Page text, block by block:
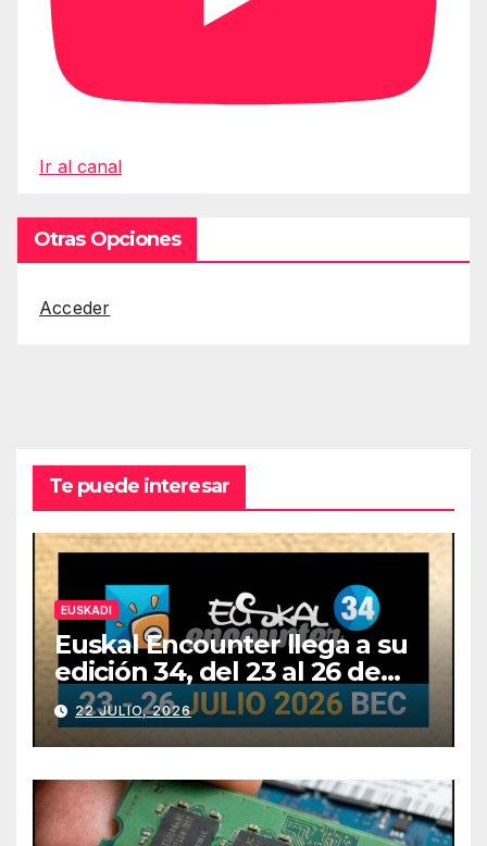
Ir al canal
Otras Opciones
Acceder
Te puede interesar
EUSKADI
Euskal Encounter llega a su
edición 34, del 23 al 26 de
julio
22 JULIO, 2026